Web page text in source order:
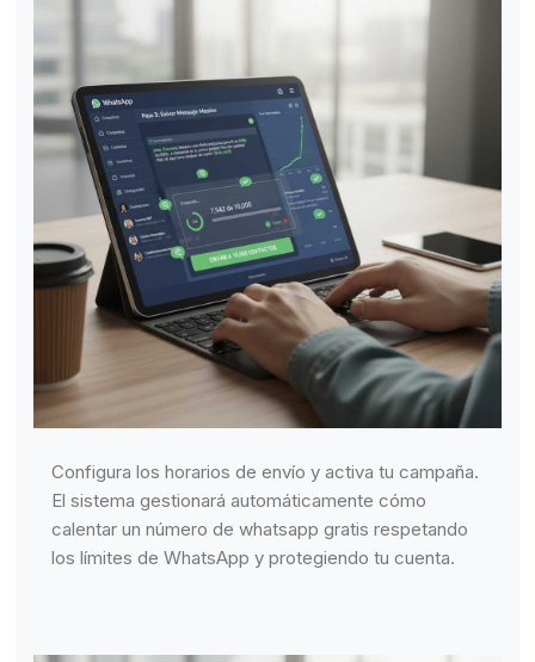
Configura los horarios de envío y activa tu campaña.
El sistema gestionará automáticamente cómo
calentar un número de whatsapp gratis respetando
los límites de WhatsApp y protegiendo tu cuenta.